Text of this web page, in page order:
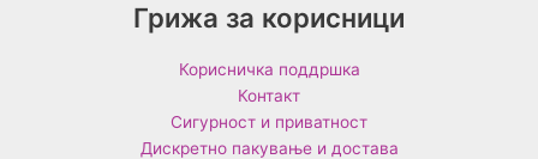
Грижа за корисници
Корисничка поддршка
Контакт
Сигурност и приватност
Дискретно пакување и достава